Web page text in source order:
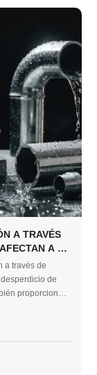
A TRAVÉS
A SU
a través de
de
proporciona
la eficiencia del